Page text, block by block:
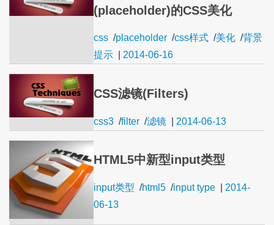
(placeholder)的CSS美化
css /placeholder /css样式 /美化 /背景
提示
2014-06-16
CSS滤镜(Filters)
css3 /filter /滤镜 2014-06-13
HTML5中新型input类型
input类型 /html5 /input type
2014-
06-13